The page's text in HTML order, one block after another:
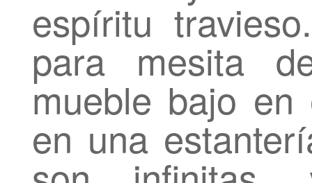
espíritu
para mesita
mueble bajo
en una